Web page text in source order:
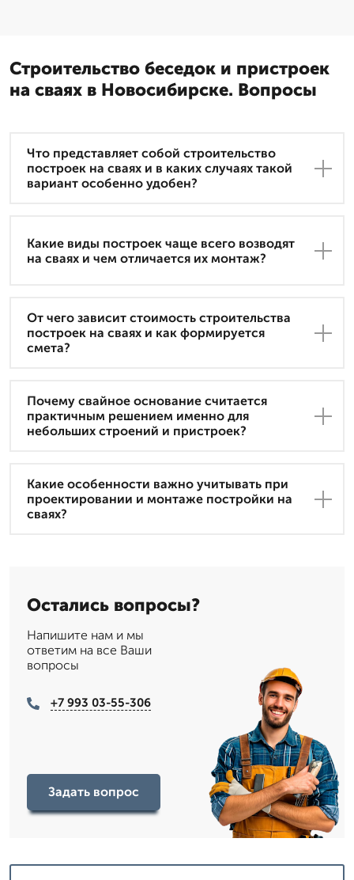
Строительство беседок и пристроек
на сваях в Новосибирске. Вопросы
Что представляет собой строительство
построек на сваях и в каких случаях такой
вариант особенно удобен?
Какие виды построек чаще всего возводят
на сваях и чем отличается их монтаж?
От чего зависит стоимость строительства
построек на сваях и как формируется
смета?
Почему свайное основание считается
практичным решением именно для
небольших строений и пристроек?
Какие особенности важно учитывать при
проектировании и монтаже постройки на
сваях?
Остались вопросы?
Напишите нам и мы
ответим на все Ваши
вопросы
+7 993 03-55-306
Задать вопрос